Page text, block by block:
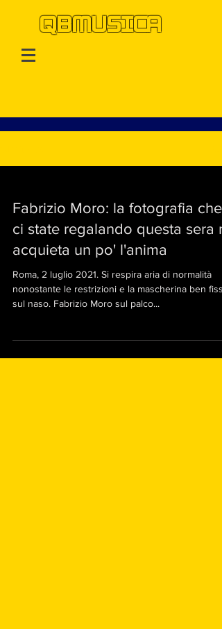
QBMUSICA
Fabrizio Moro: la fotografia che
ci state regalando questa sera
acquieta un po' l'anima
Roma, 2 luglio 2021. Si respira aria di normalità
nonostante le restrizioni e la mascherina ben fissa
sul naso. Fabrizio Moro sul palco...